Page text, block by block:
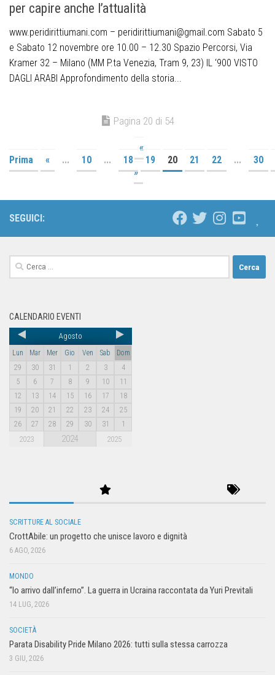
per capire anche l’attualità
www.peridirittiumani.com – peridirittiumani@gmail.com Sabato 5
e Sabato 12 novembre ore 10.00 – 12.30 Spazio Percorsi, Via
Kramer 32 – Milano (MM P.ta Venezia, Tram 9, 23) IL ‘900 VISTO
DAGLI ARABI Approfondimento della storia...
Pagina 20 di 54
«
Prima
« ... 10 ... 18 19 20 21 22 ...
30
»
SEGUICI:
CALENDARIO EVENTI
Agosto
Lun Mar Mer Gio Ven Sab
Dom
29
30 31 1 2 3
4
5
6 7 8 9 10
11
12
13 14 15 16 17
18
19
20 21 22 23 24
25
26
27 28 29 30 31 1
2023 2024 2025
SCRITTURE AL SOCIALE
CrottAbile: un progetto che unisce lavoro e dignità
6 AGO, 2026
MONDO
“Io arrivo dall’inferno”. La guerra in Ucraina raccontata da Yuri Previtali
14 LUG, 2026
SOCIETÀ
Parata Disability Pride Milano 2026: tutti sulla stessa carrozza
3 GIU, 2026